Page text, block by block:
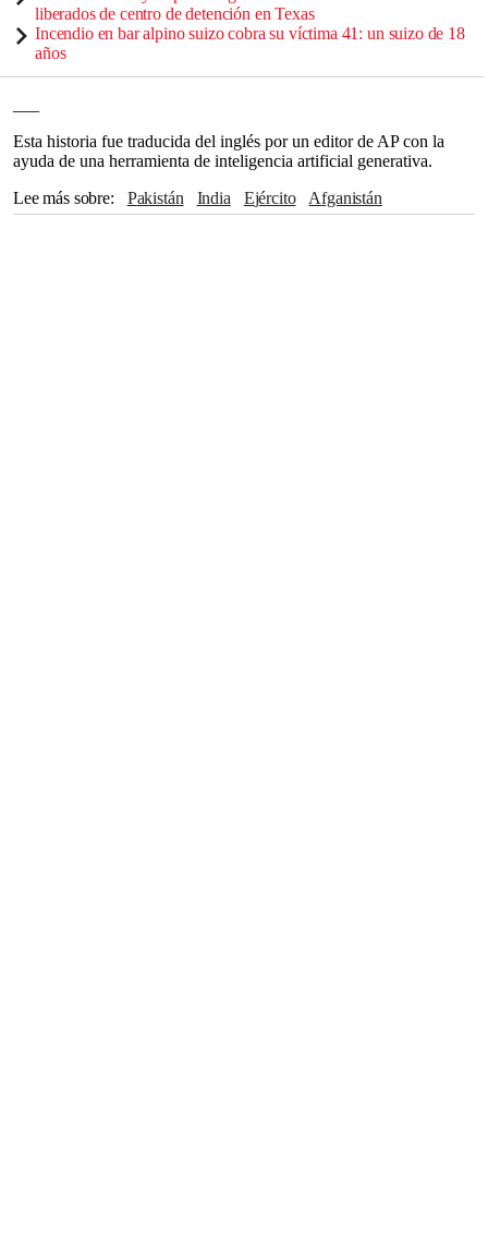
liberados de centro de detención en Texas
Incendio en bar alpino suizo cobra su víctima 41: un suizo de 18
años
Esta historia fue traducida del inglés por un editor de AP con la
ayuda de una herramienta de inteligencia artificial generativa.
Lee más sobre
Pakistán India Ejército
Afganistán